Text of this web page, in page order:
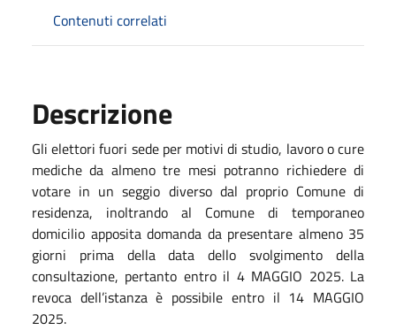
Contenuti correlati
Descrizione
Gli elettori fuori sede per motivi di studio, lavoro o cure
mediche da almeno tre mesi potranno richiedere di
votare in un seggio diverso dal proprio Comune di
residenza, inoltrando al Comune di temporaneo
domicilio apposita domanda da presentare almeno 35
giorni prima della data dello svolgimento della
consultazione, pertanto entro il 4 MAGGIO 2025. La
revoca dell’istanza è possibile entro il 14 MAGGIO
2025.